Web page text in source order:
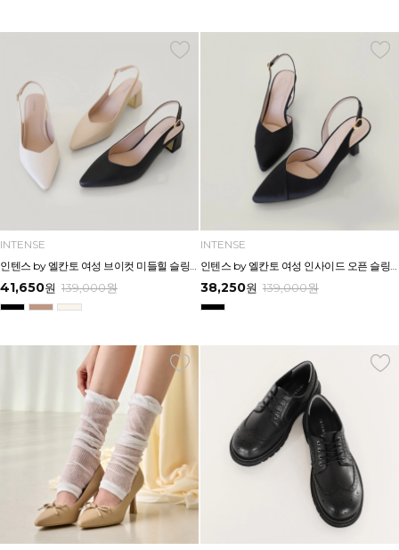
INTENSE
인텐스 by 엘칸토 여성 브이컷 미들힐 슬링백 5cm LCWO27I613
41,650원 139,000원
INTENSE
인텐스 by 엘칸토 여성 인사이드 오픈 슬링백 7cm LCWO43I613
38,250원 139,000원